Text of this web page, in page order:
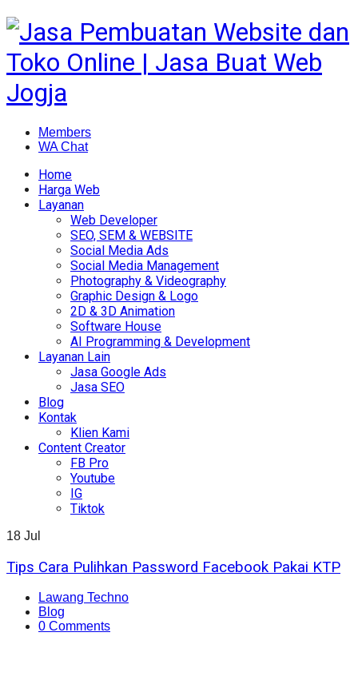
Members
WA Chat
Home
Harga Web
Layanan
Web Developer
SEO, SEM & WEBSITE
Social Media Ads
Social Media Management
Photography & Videography
Graphic Design & Logo
2D & 3D Animation
Software House
AI Programming & Development
Layanan Lain
Jasa Google Ads
Jasa SEO
Blog
Kontak
Klien Kami
Content Creator
FB Pro
Youtube
IG
Tiktok
18 Jul
Tips Cara Pulihkan Password Facebook Pakai KTP
Lawang Techno
Blog
0 Comments